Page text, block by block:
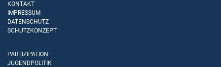
KONTAKT
IMPRESSUM
DATENSCHUTZ
SCHUTZKONZEPT
PARTIZIPATION
JUGENDPOLITIK